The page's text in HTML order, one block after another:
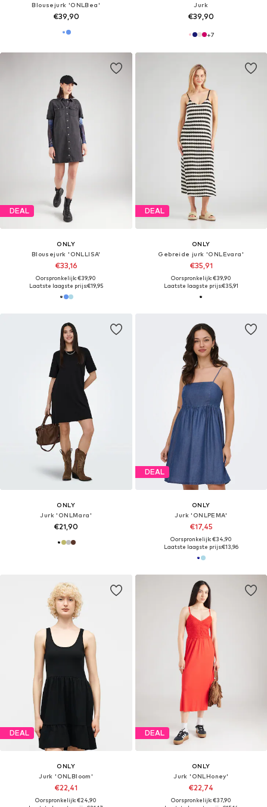
Blousejurk 'ONLBea'
€39,90
Jurk
€39,90
+7
DEAL
ONLY
Blousejurk 'ONLLISA'
€33,16
Oorspronkelijk: €39,90
Laatste laagste prijs:€19,95
DEAL
ONLY
Gebreide jurk 'ONLEvara'
€35,91
Oorspronkelijk: €39,90
Laatste laagste prijs:€35,91
ONLY
Jurk 'ONLMara'
€21,90
DEAL
ONLY
Jurk 'ONLPEMA'
€17,45
Oorspronkelijk: €34,90
Laatste laagste prijs:€13,96
DEAL
ONLY
Jurk 'ONLBloom'
€22,41
Oorspronkelijk: €24,90
DEAL
ONLY
Jurk 'ONLHoney'
€22,74
Oorspronkelijk: €37,90